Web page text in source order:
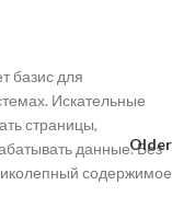
базис для
Искательные
страницы,
данные. Без
содержимое
Older